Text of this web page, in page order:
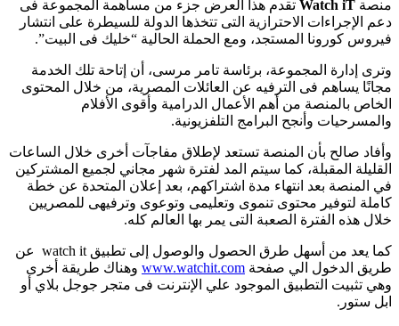
منصة Watch iT تقدم هذا العرض جزء من مساهمة المجموعة فى
دعم الإجراءات الاحترازية التى تتخذها الدولة للسيطرة على انتشار
فيروس كورونا المستجد، ومع الحملة الحالية “خليك فى البيت”.
وترى إدارة المجموعة، برئاسة تامر مرسى، أن إتاحة تلك الخدمة
مجانًا يساهم فى الترفيه عن العائلات المصرية، من خلال المحتوى
الخاص بالمنصة من أهم الأعمال الدرامية وأقوى الأفلام
والمسرحيات وأنجح البرامج التلفزيونية.
وأفاد صالح بأن المنصة تستعد لإطلاق مفاجآت أخرى خلال الساعات
القليلة المقبلة، كما سيتم المد لفترة شهر مجاني لجميع المشتركين
في المنصة بعد انتهاء مدة اشتراكهم، بعد إعلان المتحدة عن خطة
كاملة لتوفير محتوى تنموى وتعليمى وتوعوى وترفيهى للمصريين
خلال هذه الفترة الصعبة التى يمر بها العالم كله.
كما يعد من أسهل طرق الحصول والوصول إلى تطبيق watch it عن
طريق الدخول الي صفحة www.watchit.com وهناك طريقة أخرى
وهي تثبيت التطبيق الموجود علي الإنترنت فى متجر جوجل بلاي أو
ابل ستور.